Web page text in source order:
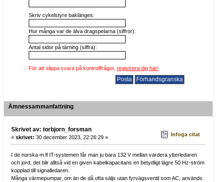
Skriv cykelstyre baklänges:
Hur många var de älva dragspelarna (siffror):
Antal sidor på tärning (siffra):
För att slippa svara på kontrollfrågor,registrera dig här!
Ämnessammanfattning
Skrivet av: torbjorn_forsman
« skrivet: 30 december 2023, 22:26:29 » Infoga citat
I de norska m fl IT-systemen får man ju bara 132 V mellan vardera ytterledaren
och jord, det blir alltså vid en given kabelkapacitans en betydligt lägre 50 Hz-ström
kopplad till signalledaren.
Många värmepumpar, om än de då ofta säljs utan fyrvägsventil som AC, används